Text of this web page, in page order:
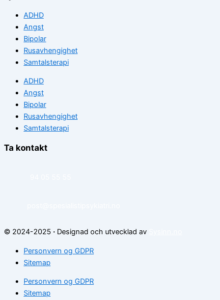
ADHD
Angst
Bipolar
Rusavhengighet
Samtalsterapi
ADHD
Angst
Bipolar
Rusavhengighet
Samtalsterapi
Ta kontakt
© 2024-2025 · Designad och utvecklad av
Personvern og GDPR
Sitemap
Personvern og GDPR
Sitemap